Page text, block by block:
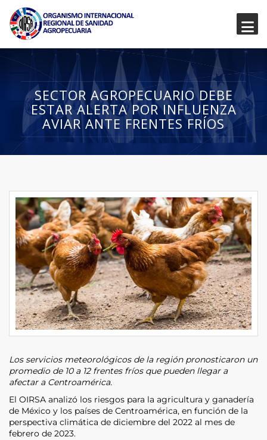
SECTOR AGROPECUARIO DEBE
ESTAR ALERTA POR INFLUENZA
AVIAR ANTE FRENTES FRÍOS
Los servicios meteorológicos de la región pronosticaron un
promedio de 10 a 12 frentes fríos que pueden llegar a
afectar a Centroamérica.
El OIRSA analizó los riesgos para la agricultura y ganadería
de México y los países de Centroamérica, en función de la
perspectiva climática de diciembre del 2022 al mes de
febrero de 2023.